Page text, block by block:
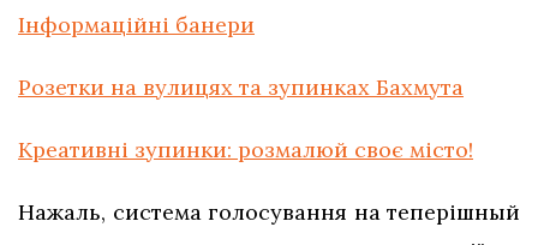
Інформаційні банери
Розетки на вулицях та зупинках Бахмута
Креативні зупинки: розмалюй своє місто!
Нажаль, система голосування на теперішный